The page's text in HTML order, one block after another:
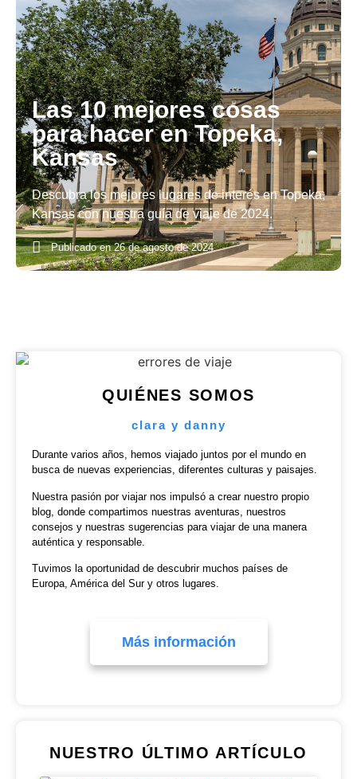
Las 10 mejores cosas
para hacer en Topeka,
Kansas
Descubra los mejores lugares de interés en Topeka,
Kansas con nuestra guía de viaje de 2024.
Publicado en26 de agosto de 2024
QUIÉNES SOMOS
clara y danny
Durante varios años, hemos viajado juntos por el mundo en
busca de nuevas experiencias, diferentes culturas y paisajes.
Nuestra pasión por viajar nos impulsó a crear nuestro propio
blog, donde compartimos nuestras aventuras, nuestros
consejos y nuestras sugerencias para viajar de una manera
auténtica y responsable.
Tuvimos la oportunidad de descubrir muchos países de
Europa, América del Sur y otros lugares.
Más información
NUESTRO ÚLTIMO ARTÍCULO